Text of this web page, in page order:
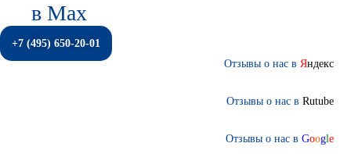
в Max
+7 (495) 650-20-01
Отзывы о нас в Яндекс
Отзывы о нас в Rutube
Отзывы о нас в Google